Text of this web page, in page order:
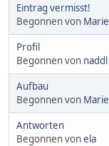
Eintrag vermisst!
Begonnen von Marie
Profil
Begonnen von naddl
Aufbau
Begonnen von Marie
Antworten
Begonnen vonela